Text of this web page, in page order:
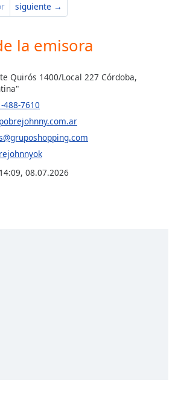
siguiente →
la emisora
Quirós 1400/Local 227 Córdoba,
488-7610
14:09, 08.07.2026